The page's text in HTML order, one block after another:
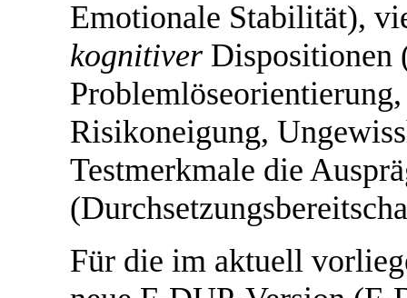
Emotionale Stabilität),
kognitiver Dispositionen
Risikoneigung,
Testmerkmale die
Für die im aktuell